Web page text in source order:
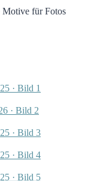
für Fotos